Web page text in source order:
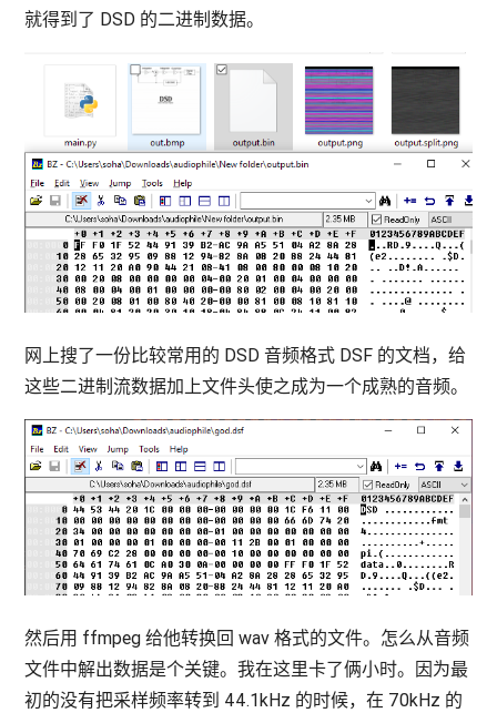
就得到了 DSD 的二进制数据。
网上搜了一份比较常用的 DSD 音频格式 DSF 的文档，给
这些二进制流数据加上文件头使之成为一个成熟的音频。
然后用 ffmpeg 给他转换回 wav 格式的文件。怎么从音频
文件中解出数据是个关键。我在这里卡了俩小时。因为最
初的没有把采样频率转到 44.1kHz 的时候，在 70kHz 的